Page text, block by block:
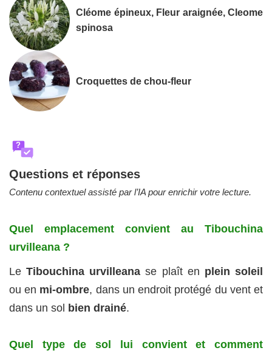
Cléome épineux, Fleur araignée, Cleome
spinosa
Croquettes de chou-fleur
?
Questions et réponses
Contenu contextuel assisté par l’IA pour enrichir votre lecture.
Quel emplacement convient au Tibouchina
urvilleana ?
LeTibouchina urvilleana se plaît en plein soleil
ou en mi-ombre, dans un endroit protégé du vent et
dans un sol bien drainé.
Quel type de sol lui convient et comment